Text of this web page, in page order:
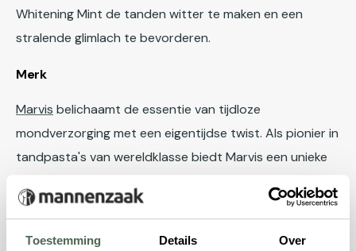
Toestemming Details Over
Whitening Mint de tanden witter te maken en een
stralende glimlach te bevorderen.
Merk
Marvis belichaamt de essentie van tijdloze
mondverzorging met een eigentijdse twist. Als pionier in
tandpasta's van wereldklasse biedt Marvis een unieke
smaken samenkomen met geavanceerde formules. Met